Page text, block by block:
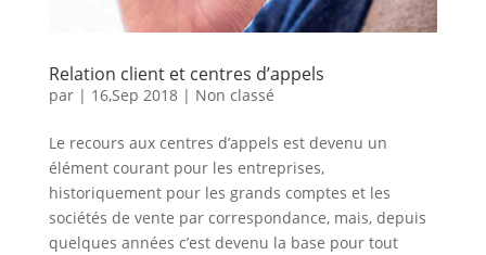
Relation client et centres d’appels
par | 16,Sep 2018| Non classé
Le recours aux centres d’appels est devenu un
élément courant pour les entreprises,
historiquement pour les grands comptes et les
sociétés de vente par correspondance, mais, depuis
quelques années c’est devenu la base pour tout